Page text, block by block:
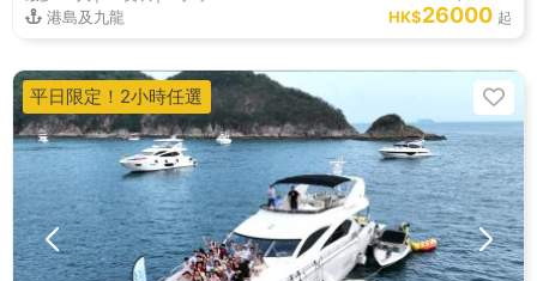
港島及九龍
HK$26000 起
平日限定！2小時任選